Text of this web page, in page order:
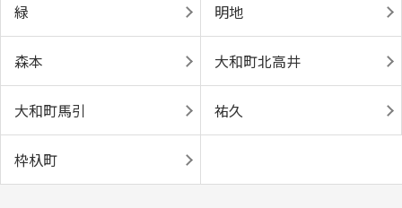
緑 明地
森本 大和町北高井
大和町馬引 祐久
枠杁町